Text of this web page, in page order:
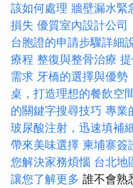
該如何處理 牆壁漏水緊
損失 優質室內設計公司
台胞證的申請步驟詳細
療程 整復與整骨治療
需求 牙橋的選擇與優勢
桌，打造理想的餐飲空
的關鍵字搜尋技巧 專業
玻尿酸注射，迅速填補
帶來美味選擇 柬埔寨簽
您解決家務煩惱 台北地
讓您了解更多 誰不會熟